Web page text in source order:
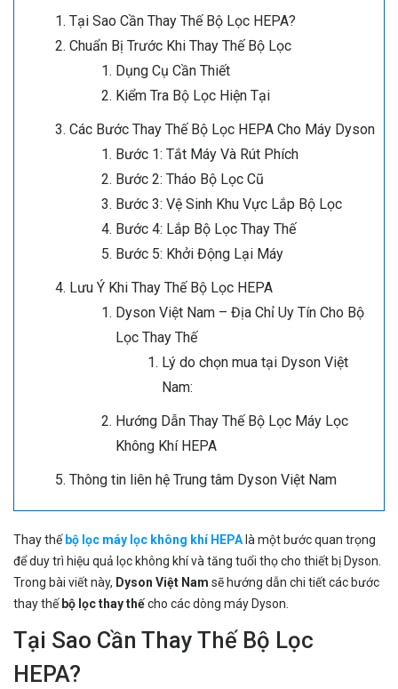
Tại Sao Cần Thay Thế Bộ Lọc HEPA?
Chuẩn Bị Trước Khi Thay Thế Bộ Lọc
Dụng Cụ Cần Thiết
Kiểm Tra Bộ Lọc Hiện Tại
Các Bước Thay Thế Bộ Lọc HEPA Cho Máy Dyson
Bước 1: Tắt Máy Và Rút Phích
Bước 2: Tháo Bộ Lọc Cũ
Bước 3: Vệ Sinh Khu Vực Lắp Bộ Lọc
Bước 4: Lắp Bộ Lọc Thay Thế
Bước 5: Khởi Động Lại Máy
Lưu Ý Khi Thay Thế Bộ Lọc HEPA
Dyson Việt Nam – Địa Chỉ Uy Tín Cho Bộ
Lọc Thay Thế
Lý do chọn mua tại Dyson Việt
Nam:
Hướng Dẫn Thay Thế Bộ Lọc Máy Lọc
Không Khí HEPA
Thông tin liên hệ Trung tâm Dyson Việt Nam
Thay thế bộ lọc máy lọc không khí HEPA là một bước quan trọng
để duy trì hiệu quả lọc không khí và tăng tuổi thọ cho thiết bị Dyson.
Trong bài viết này, Dyson Việt Nam sẽ hướng dẫn chi tiết các bước
thay thế bộ lọc thay thếcho các dòng máy Dyson.
Tại Sao Cần Thay Thế Bộ Lọc
HEPA?